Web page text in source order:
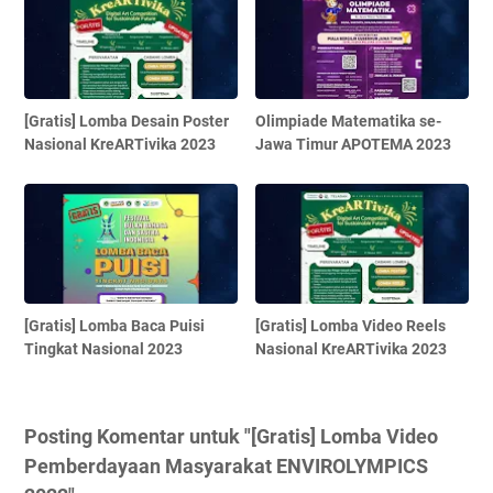
[Gratis] Lomba Desain Poster
Nasional KreARTivika 2023
Olimpiade Matematika se-
Jawa Timur APOTEMA 2023
[Gratis] Lomba Baca Puisi
Tingkat Nasional 2023
[Gratis] Lomba Video Reels
Nasional KreARTivika 2023
Posting Komentar untuk "[Gratis] Lomba Video
Pemberdayaan Masyarakat ENVIROLYMPICS